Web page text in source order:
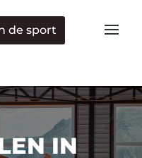
de sport
IN